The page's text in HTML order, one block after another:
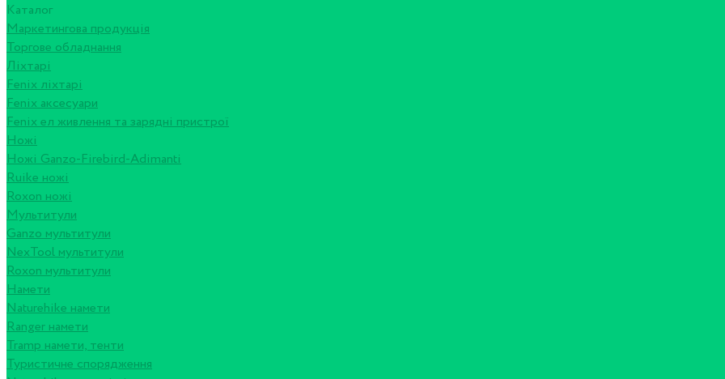
Каталог
Маркетингова продукція
Торгове обладнання
Ліхтарі
Fenix ліхтарі
Fenix аксесуари
Fenix ел живлення та зарядні пристрої
Ножі
Ножі Ganzo-Firebird-Adimanti
Ruike ножі
Roxon ножi
Мультитули
Ganzo мультитули
NexTool мультитули
Roxon мультитули
Намети
Naturehike намети
Ranger намети
Tramp намети, тенти
Туристичне спорядження